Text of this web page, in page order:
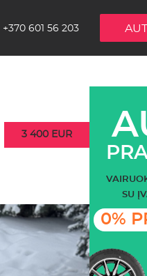
+370 601 56 203
3 400 EUR
SU
0%